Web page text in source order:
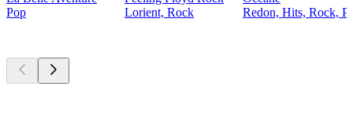
Pop
Lorient, Rock
Redon, Hits, Rock,